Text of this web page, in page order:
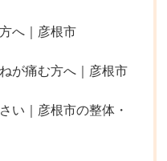
へ｜彦根市
が痛む方へ｜彦根市
い｜彦根市の整体・